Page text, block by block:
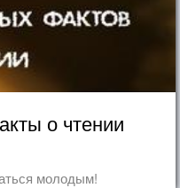
о чтении
молодым!